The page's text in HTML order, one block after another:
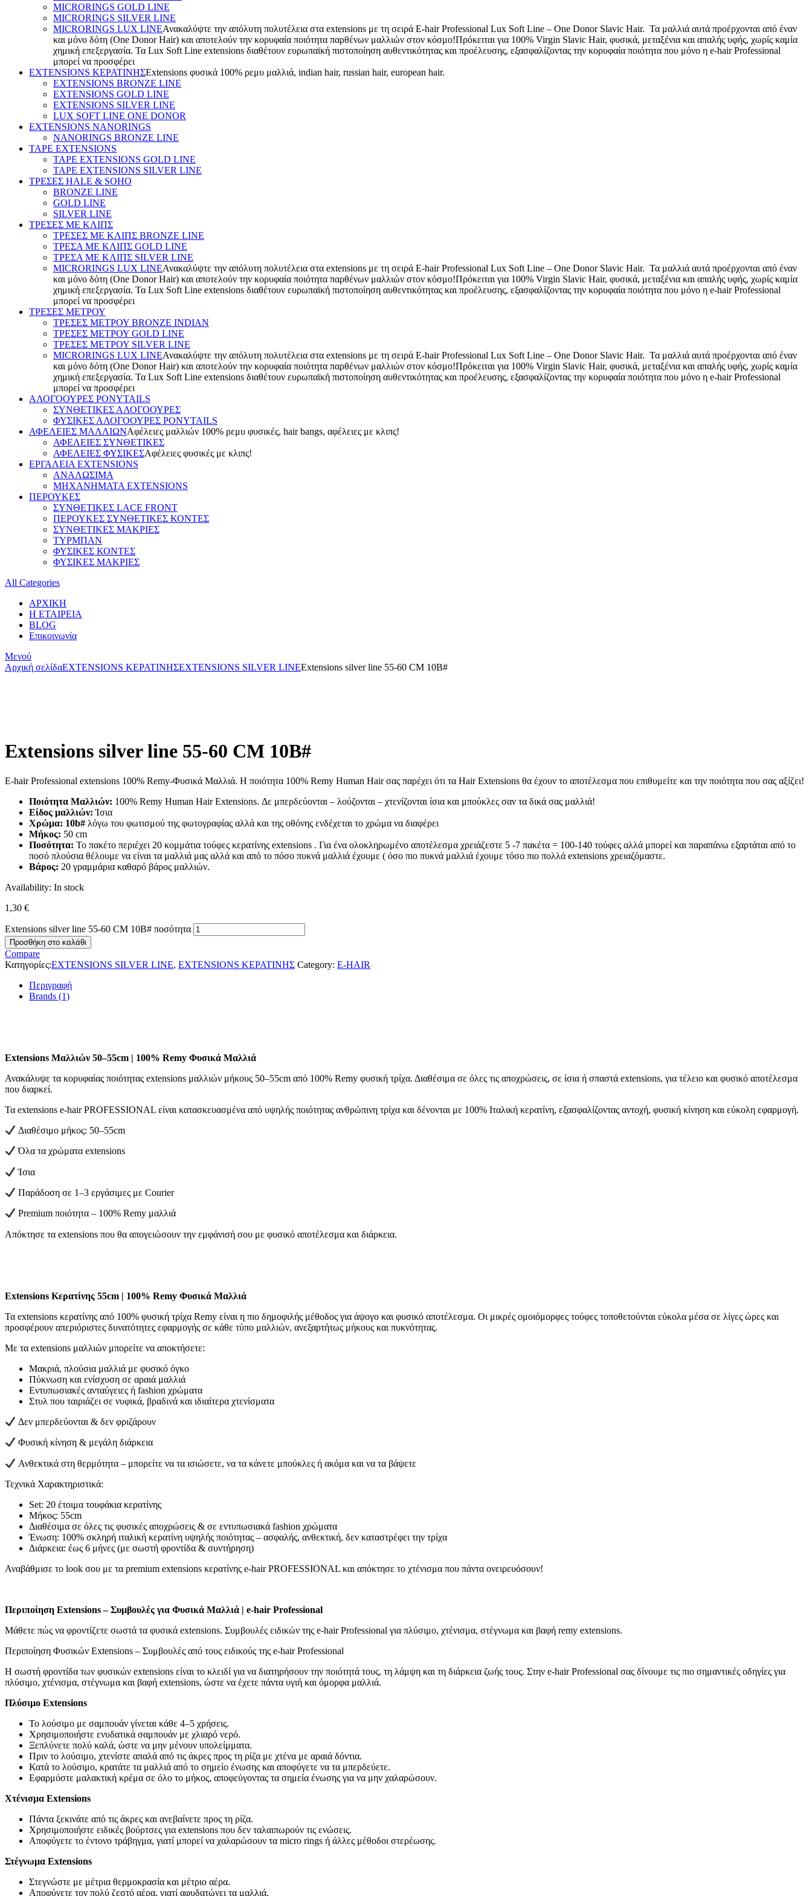
MICRORINGS GOLD LINE
MICRORINGS SILVER LINE
MICRORINGS LUX LINEΑνακαλύψτε την απόλυτη πολυτέλεια στα extensions με τη σειρά E-hair Professional Lux Soft Line – One Donor Slavic Hair. Τα μαλλιά αυτά προέρχονται από έναν
και μόνο δότη (One Donor Hair) και αποτελούν την κορυφαία ποιότητα παρθένων μαλλιών στον κόσμο!Πρόκειται για 100% Virgin Slavic Hair, φυσικά, μεταξένια και απαλής υφής, χωρίς καμία
χημική επεξεργασία. Τα Lux Soft Line extensions διαθέτουν ευρωπαϊκή πιστοποίηση αυθεντικότητας και προέλευσης, εξασφαλίζοντας την κορυφαία ποιότητα που μόνο η e-hair Professional
μπορεί να προσφέρει
EXTENSIONS ΚΕΡΑΤΙΝΗΣExtensions φυσικά 100% ρεμυ μαλλιά, indian hair, russian hair, european hair.
EXTENSIONS BRONZE LINE
EXTENSIONS GOLD LINE
EXTENSIONS SILVER LINE
LUX SOFT LINE ONE DONOR
EXTENSIONS NANORINGS
NANORINGS BRONZE LINE
TAPE EXTENSIONS
TAPE EXTENSIONS GOLD LINE
TAPE EXTENSIONS SILVER LINE
ΤΡΕΣΕΣ HALE & SOHO
BRONZE LINE
GOLD LINE
SILVER LINE
ΤΡΕΣΕΣ ΜΕ ΚΛΙΠΣ
ΤΡΕΣΕΣ ΜΕ ΚΛΙΠΣ BRONZE LINE
ΤΡΕΣΑ ΜΕ ΚΛΙΠΣ GOLD LINE
ΤΡΕΣΑ ΜΕ ΚΛΙΠΣ SILVER LINE
MICRORINGS LUX LINEΑνακαλύψτε την απόλυτη πολυτέλεια στα extensions με τη σειρά E-hair Professional Lux Soft Line – One Donor Slavic Hair. Τα μαλλιά αυτά προέρχονται από έναν
και μόνο δότη (One Donor Hair) και αποτελούν την κορυφαία ποιότητα παρθένων μαλλιών στον κόσμο!Πρόκειται για 100% Virgin Slavic Hair, φυσικά, μεταξένια και απαλής υφής, χωρίς καμία
χημική επεξεργασία. Τα Lux Soft Line extensions διαθέτουν ευρωπαϊκή πιστοποίηση αυθεντικότητας και προέλευσης, εξασφαλίζοντας την κορυφαία ποιότητα που μόνο η e-hair Professional
μπορεί να προσφέρει
ΤΡΕΣΕΣ ΜΕΤΡΟΥ
TΡΕΣΕΣ ΜΕΤΡΟΥ BRONZE INDIAN
ΤΡΕΣΕΣ ΜΕΤΡΟΥ GOLD LINE
ΤΡΕΣΕΣ ΜΕΤΡΟΥ SILVER LINE
MICRORINGS LUX LINEΑνακαλύψτε την απόλυτη πολυτέλεια στα extensions με τη σειρά E-hair Professional Lux Soft Line – One Donor Slavic Hair. Τα μαλλιά αυτά προέρχονται από έναν
και μόνο δότη (One Donor Hair) και αποτελούν την κορυφαία ποιότητα παρθένων μαλλιών στον κόσμο!Πρόκειται για 100% Virgin Slavic Hair, φυσικά, μεταξένια και απαλής υφής, χωρίς καμία
χημική επεξεργασία. Τα Lux Soft Line extensions διαθέτουν ευρωπαϊκή πιστοποίηση αυθεντικότητας και προέλευσης, εξασφαλίζοντας την κορυφαία ποιότητα που μόνο η e-hair Professional
μπορεί να προσφέρει
ΑΛΟΓΟΟΥΡΕΣ PONYTAILS
ΣΥΝΘΕΤΙΚΕΣ ΑΛΟΓΟΟΥΡΕΣ
ΦΥΣΙΚΕΣ ΑΛΟΓΟΟΥΡΕΣ PONYTAILS
ΑΦΕΛΕΙΕΣ ΜΑΛΛΙΩΝAφέλειες μαλλιών 100% ρεμυ φυσικές, hair bangs, αφέλειες με κλιπς!
ΑΦΕΛΕΙΕΣ ΣΥΝΘΕΤΙΚΕΣ
ΑΦΕΛΕΙΕΣ ΦΥΣΙΚΕΣΑφέλειες φυσικές με κλιπς!
ΕΡΓΑΛΕΙΑ EXTENSIONS
ΑΝΑΛΩΣΙΜΑ
ΜΗΧΑΝΗΜΑΤΑ EXTENSIONS
ΠΕΡΟΥΚΕΣ
ΣΥΝΘΕΤΙΚΕΣ LACE FRONT
ΠΕΡΟΥΚΕΣ ΣΥΝΘΕΤΙΚΕΣ ΚΟΝΤΕΣ
ΣΥΝΘΕΤΙΚΕΣ ΜΑΚΡΙΕΣ
ΤΥΡΜΠΑΝ
ΦΥΣΙΚΕΣ ΚΟΝΤΕΣ
ΦΥΣΙΚΕΣ ΜΑΚΡΙΕΣ
All Categories
ΑΡΧΙΚΗ
Η ΕΤΑΙΡΕΙΑ
BLOG
Επικοινωνία
Μενού
Αρχική σελίδαEXTENSIONS ΚΕΡΑΤΙΝΗΣEXTENSIONS SILVER LINEExtensions silver line 55-60 CM 10Β#
Extensions silver line 55-60 CM 10Β#
E-hair Professional extensions 100% Remy-Φυσικά Μαλλιά. Η ποιότητα 100% Remy Human Hair σας παρέχει ότι τα Hair Extensions θα έχουν το αποτέλεσμα που επιθυμείτε και την ποιότητα που σας αξίζει!
Ποιότητα Μαλλιών: 100% Remy Human Hair Extensions. Δε μπερδεύονται – λούζονται – χτενίζονται ίσια και μπούκλες σαν τα δικά σας μαλλιά!
Είδος μαλλιών: Ίσια
Χρώμα: 10b# λόγω του φωτισμού της φωτογραφίας αλλά και της οθόνης ενδέχεται το χρώμα να διαφέρει
Μήκος: 50 cm
Ποσότητα: Το πακέτο περιέχει 20 κομμάτια τούφες κερατίνης extensions . Για ένα ολοκληρωμένο αποτέλεσμα χρειάζεστε 5 -7 πακέτα = 100-140 τούφες αλλά μπορεί και παραπάνω εξαρτάται από το
ποσό πλούσια θέλουμε να είναι τα μαλλιά μας αλλά και από το πόσο πυκνά μαλλιά έχουμε ( όσο πιο πυκνά μαλλιά έχουμε τόσο πιο πολλά extensions χρειαζόμαστε.
Βάρος: 20 γραμμάρια καθαρό βάρος μαλλιών.
Availability: In stock
1,30 €
Extensions silver line 55-60 CM 10Β# ποσότητα
Προσθήκη στο καλάθι
Compare
Κατηγορίες:EXTENSIONS SILVER LINE, EXTENSIONS ΚΕΡΑΤΙΝΗΣ Category: E-HAIR
Περιγραφή
Brands (1)
Extensions Μαλλιών 50–55cm | 100% Remy Φυσικά Μαλλιά
Ανακάλυψε τα κορυφαίας ποιότητας extensions μαλλιών μήκους 50–55cm από 100% Remy φυσική τρίχα. Διαθέσιμα σε όλες τις αποχρώσεις, σε ίσια ή σπαστά extensions, για τέλειο και φυσικό αποτέλεσμα
που διαρκεί.
Τα extensions e-hair PROFESSIONAL είναι κατασκευασμένα από υψηλής ποιότητας ανθρώπινη τρίχα και δένονται με 100% Ιταλική κερατίνη, εξασφαλίζοντας αντοχή, φυσική κίνηση και εύκολη εφαρμογή.
Διαθέσιμο μήκος: 50–55cm
Όλα τα χρώματα extensions
Ίσια
Παράδοση σε 1–3 εργάσιμες με Courier
Premium ποιότητα – 100% Remy μαλλιά
Απόκτησε τα extensions που θα απογειώσουν την εμφάνισή σου με φυσικό αποτέλεσμα και διάρκεια.
Extensions Κερατίνης 55cm | 100% Remy Φυσικά Μαλλιά
Τα extensions κερατίνης από 100% φυσική τρίχα Remy είναι η πιο δημοφιλής μέθοδος για άψογο και φυσικό αποτέλεσμα. Οι μικρές ομοιόμορφες τούφες τοποθετούνται εύκολα μέσα σε λίγες ώρες και
προσφέρουν απεριόριστες δυνατότητες εφαρμογής σε κάθε τύπο μαλλιών, ανεξαρτήτως μήκους και πυκνότητας.
Με τα extensions μαλλιών μπορείτε να αποκτήσετε:
Μακριά, πλούσια μαλλιά με φυσικό όγκο
Πύκνωση και ενίσχυση σε αραιά μαλλιά
Εντυπωσιακές ανταύγειες ή fashion χρώματα
Στυλ που ταιριάζει σε νυφικά, βραδινά και ιδιαίτερα χτενίσματα
Δεν μπερδεύονται & δεν φριζάρουν
Φυσική κίνηση & μεγάλη διάρκεια
Ανθεκτικά στη θερμότητα – μπορείτε να τα ισιώσετε, να τα κάνετε μπούκλες ή ακόμα και να τα βάψετε
Τεχνικά Χαρακτηριστικά:
Set: 20 έτοιμα τουφάκια κερατίνης
Μήκος: 55cm
Διαθέσιμα σε όλες τις φυσικές αποχρώσεις & σε εντυπωσιακά fashion χρώματα
Ένωση: 100% σκληρή ιταλική κερατίνη υψηλής ποιότητας – ασφαλής, ανθεκτική, δεν καταστρέφει την τρίχα
Διάρκεια: έως 6 μήνες (με σωστή φροντίδα & συντήρηση)
Αναβάθμισε το look σου με τα premium extensions κερατίνης e-hair PROFESSIONAL και απόκτησε το χτένισμα που πάντα ονειρευόσουν!
Περιποίηση Extensions – Συμβουλές για Φυσικά Μαλλιά | e-hair Professional
Μάθετε πώς να φροντίζετε σωστά τα φυσικά extensions. Συμβουλές ειδικών της e-hair Professional για πλύσιμο, χτένισμα, στέγνωμα και βαφή remy extensions.
Περιποίηση Φυσικών Extensions – Συμβουλές από τους ειδικούς της e-hair Professional
Η σωστή φροντίδα των φυσικών extensions είναι το κλειδί για να διατηρήσουν την ποιότητά τους, τη λάμψη και τη διάρκεια ζωής τους. Στην e-hair Professional σας δίνουμε τις πιο σημαντικές οδηγίες για
πλύσιμο, χτένισμα, στέγνωμα και βαφή extensions, ώστε να έχετε πάντα υγιή και όμορφα μαλλιά.
Πλύσιμο Extensions
Το λούσιμο με σαμπουάν γίνεται κάθε 4–5 χρήσεις.
Χρησιμοποιήστε ενυδατικά σαμπουάν με χλιαρό νερό.
Ξεπλύνετε πολύ καλά, ώστε να μην μένουν υπολείμματα.
Πριν το λούσιμο, χτενίστε απαλά από τις άκρες προς τη ρίζα με χτένα με αραιά δόντια.
Κατά το λούσιμο, κρατάτε τα μαλλιά από το σημείο ένωσης και αποφύγετε να τα μπερδεύετε.
Εφαρμόστε μαλακτική κρέμα σε όλο το μήκος, αποφεύγοντας τα σημεία ένωσης για να μην χαλαρώσουν.
Χτένισμα Extensions
Πάντα ξεκινάτε από τις άκρες και ανεβαίνετε προς τη ρίζα.
Χρησιμοποιήστε ειδικές βούρτσες για extensions που δεν ταλαιπωρούν τις ενώσεις.
Αποφύγετε το έντονο τράβηγμα, γιατί μπορεί να χαλαρώσουν τα micro rings ή άλλες μέθοδοι στερέωσης.
Στέγνωμα Extensions
Στεγνώστε με μέτρια θερμοκρασία και μέτριο αέρα.
Αποφύγετε τον πολύ ζεστό αέρα, γιατί αφυδατώνει τα μαλλιά.